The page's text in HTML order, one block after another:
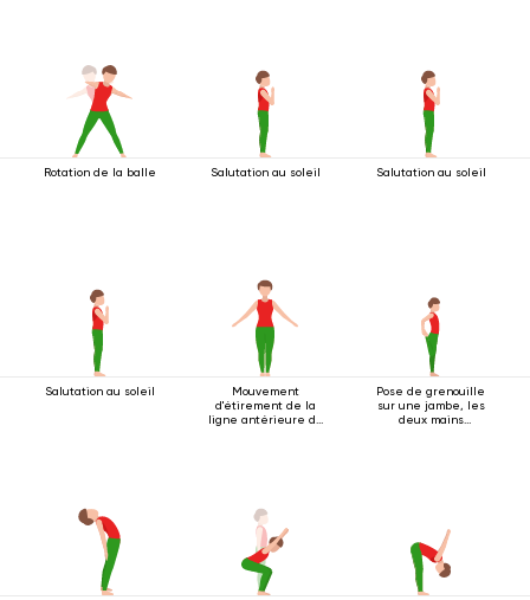
Rotation de la balle Salutation au soleil Salutation au soleil
Salutation au soleil
Mouvement
d'étirement de la
ligne antérieure du
Pose de grenouille
sur une jambe, les
deux mains